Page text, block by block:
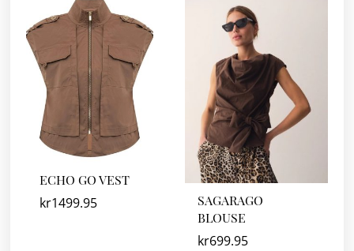
ECHO GO VEST
kr1499.95
SAGARAGO
BLOUSE
kr699.95